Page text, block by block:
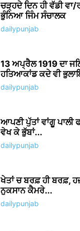
ਚੜ੍ਹਦੇ ਦਿਨ ਹੀ ਵੱਡੀ
ਭੁੰਨਿਆ ਜਿੰਮ ਸੰਚਾਲਕ
dailypunjab
13 ਅਪ੍ਰੈਲ 1919 ਦਾ
ਹਤਿਆਕਾਂਡ ਕਦੇ ਵੀ
dailypunjab
ਆਪਣੀ ਪੁੱਤਾਂ ਵਾਂਗੂ ਪਾਲੀ
ਵੇਖ ਕੇ ਭੁੱਬਾਂ...
dailypunjab
ਖੇਤਾਂ ਚ ਬਰਫ਼ ਹੀ ਬਰਫ਼,
ਨੁਕਸਾਨ ਕੈਮਰੇ...
dailypunjab